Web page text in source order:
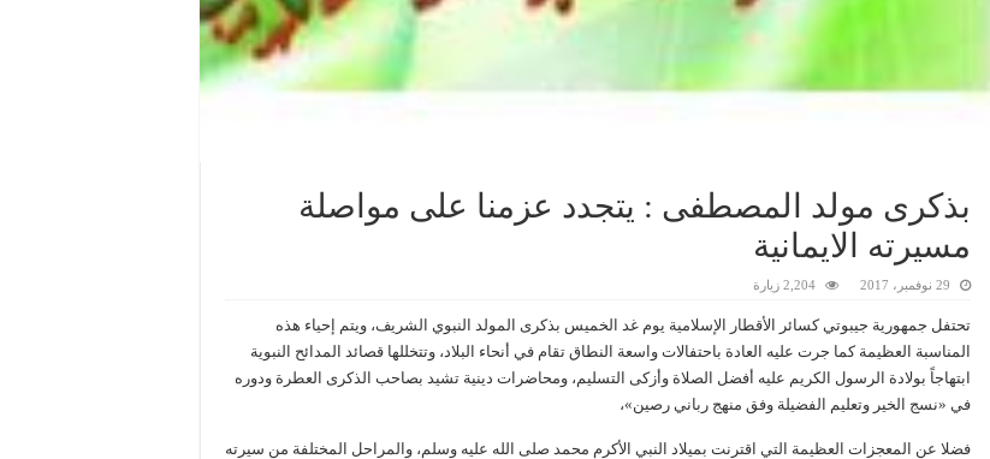
بذكرى مولد المصطفى : يتجدد عزمنا على مواصلة
مسيرته الايمانية
29 نوفمبر، 2017 2,204 زيارة
تحتفل جمهورية جيبوتي كسائر الأقطار الإسلامية يوم غد الخميس بذكرى المولد النبوي الشريف، ويتم إحياء هذه
المناسبة العظيمة كما جرت عليه العادة باحتفالات واسعة النطاق تقام في أنحاء البلاد، وتتخللها قصائد المدائح النبوية
ابتهاجاً بولادة الرسول الكريم عليه أفضل الصلاة وأزكى التسليم، ومحاضرات دينية تشيد بصاحب الذكرى العطرة ودوره
في «نسج الخير وتعليم الفضيلة وفق منهج رباني رصين»،
فضلا عن المعجزات العظيمة التي اقترنت بميلاد النبي الأكرم محمد صلى الله عليه وسلم، والمراحل المختلفة من سيرته